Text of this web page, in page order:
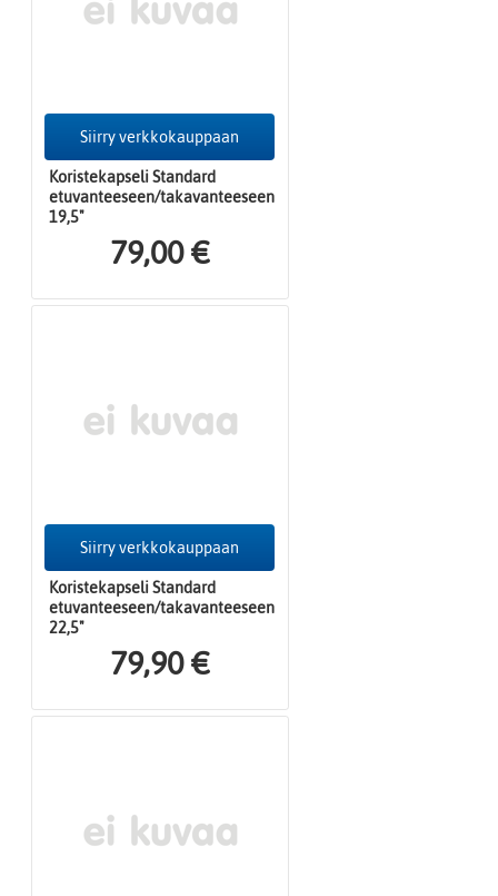
Siirry verkkokauppaan
Koristekapseli Standard
etuvanteeseen/takavanteeseen
19,5"
79,00 €
Siirry verkkokauppaan
Koristekapseli Standard
etuvanteeseen/takavanteeseen
22,5"
79,90 €